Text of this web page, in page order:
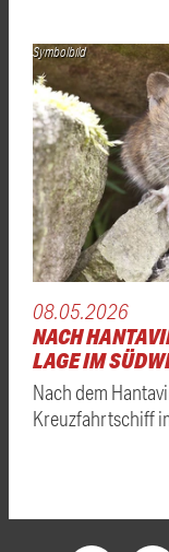
Symbolbild
08.05.2026
NACH
LAGE IM
Nach dem
Kreuzfahrtschiff